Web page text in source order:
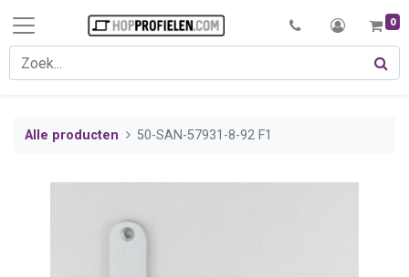
0
Alle producten 50-SAN-57931-8-92 F1